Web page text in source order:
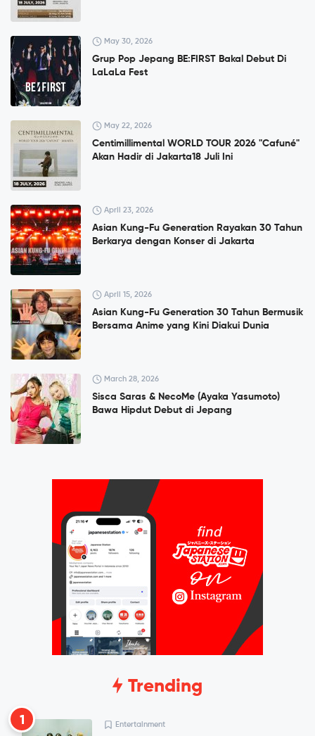
May 30, 2026
Grup Pop Jepang BE:FIRST Bakal Debut Di
LaLaLa Fest
May 22, 2026
Centimillimental WORLD TOUR 2026 "Cafuné"
Akan Hadir di Jakarta18 Juli Ini
April 23, 2026
Asian Kung-Fu Generation Rayakan 30 Tahun
Berkarya dengan Konser di Jakarta
April 15, 2026
Asian Kung-Fu Generation 30 Tahun Bermusik
Bersama Anime yang Kini Diakui Dunia
March 28, 2026
Sisca Saras & NecoMe (Ayaka Yasumoto)
Bawa Hipdut Debut di Jepang
Trending
1 Entertainment